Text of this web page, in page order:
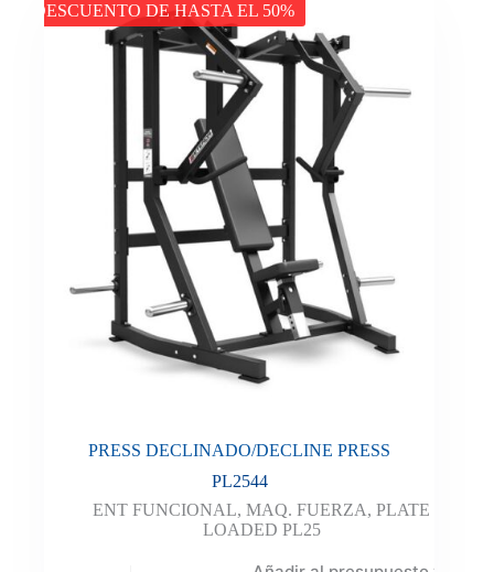
DESCUENTO DE HASTA EL 50%
PRESS DECLINADO/DECLINE PRESS
PL2544
ENT FUNCIONAL,MAQ. FUERZA,PLATE
LOADED PL25